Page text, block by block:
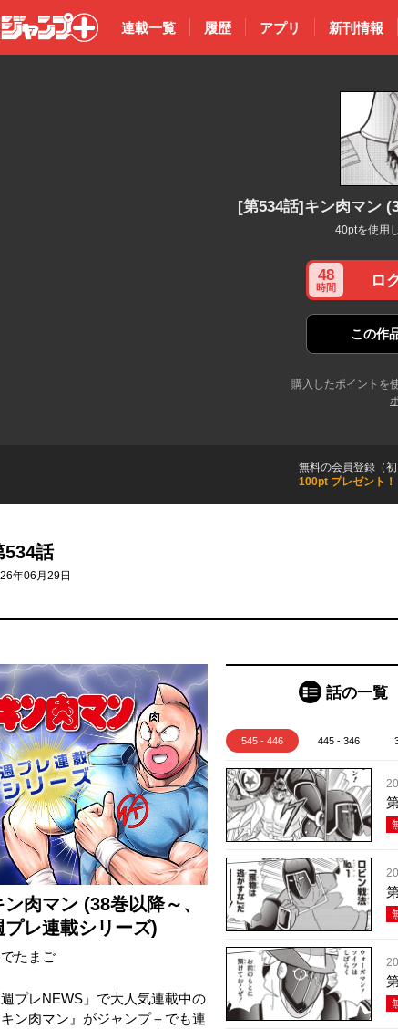
年ジャン
連載一覧 履歴 アプリ 新刊情報
[第534話]キン肉マン
40ptを使用
48
時間 ロ
この作
購入したポイントを
無料の会員登録（
100pt プレゼント！
534話
年06月29日
ン肉マン (38巻以降～、
プレ連載シリーズ)
たまご
週プレNEWS」で大人気連載中の
キン肉マン』がジャンプ＋でも連
話の一覧
545 - 446 445 - 346